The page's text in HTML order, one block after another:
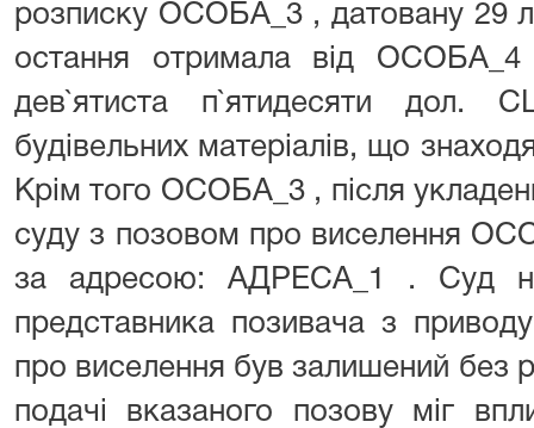
розписку ОСОБА_3 , датовану 29
остання отримала від ОСОБА_4
дев`ятиста п`ятидесяти дол.
будівельних матеріалів, що
Крім того ОСОБА_3 , після
суду з позовом про виселення
за адресою: АДРЕСА_1 . Суд
представника позивача з
про виселення був залишений без
подачі вказаного позову міг